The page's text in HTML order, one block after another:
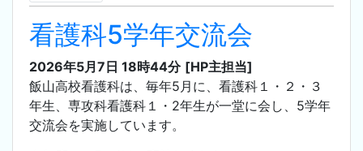
看護科5学年交流会
2026年5月7日 18時44分 [HP主担当]
飯山高校看護科は、毎年5月に、看護科１・２・３
年生、専攻科看護科１・2年生が一堂に会し、5学年
交流会を実施しています。